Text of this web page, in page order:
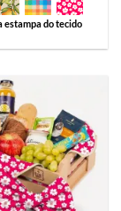
estampa do tecido